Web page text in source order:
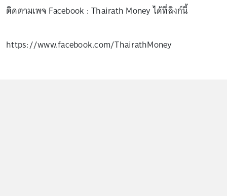
ติดตามเพจ Facebook : Thairath Money ได้ที่ลิงก์นี้
https://www.facebook.com/ThairathMoney